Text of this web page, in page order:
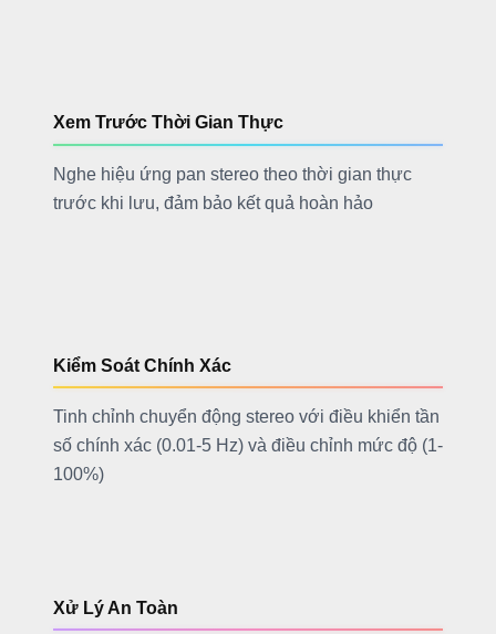
Xem Trước Thời Gian Thực
Nghe hiệu ứng pan stereo theo thời gian thực
trước khi lưu, đảm bảo kết quả hoàn hảo
Kiểm Soát Chính Xác
Tinh chỉnh chuyển động stereo với điều khiển tần
số chính xác (0.01-5 Hz) và điều chỉnh mức độ (1-
100%)
Xử Lý An Toàn